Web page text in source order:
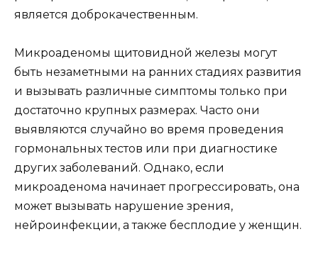
является доброкачественным.
Микроаденомы щитовидной железы могут
быть незаметными на ранних стадиях развития
и вызывать различные симптомы только при
достаточно крупных размерах. Часто они
выявляются случайно во время проведения
гормональных тестов или при диагностике
других заболеваний. Однако, если
микроаденома начинает прогрессировать, она
может вызывать нарушение зрения,
нейроинфекции, а также бесплодие у женщин.